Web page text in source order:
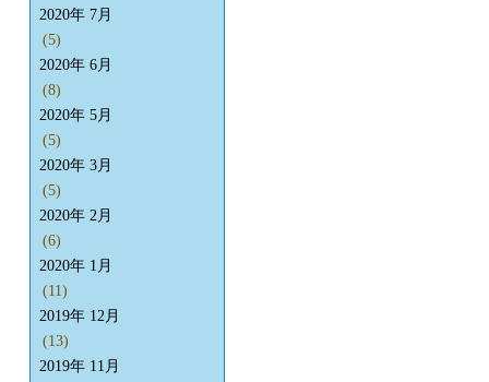
2020年 7月
(5)
2020年 6月
(8)
2020年 5月
(5)
2020年 3月
(5)
2020年 2月
(6)
2020年 1月
(11)
2019年 12月
(13)
2019年 11月